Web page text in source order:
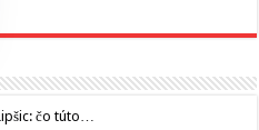
čo túto…